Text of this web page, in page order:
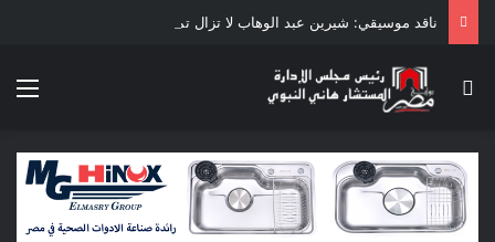
ناقد موسيقي: شيرين عبد الوهاب لا تزال تمتلك مقومات النجاح
بحث عن